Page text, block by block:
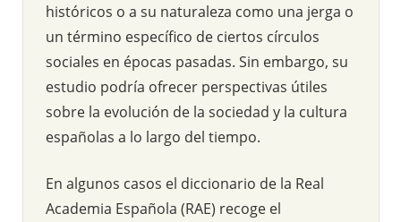
históricos o a su naturaleza como una jerga o
un término específico de ciertos círculos
sociales en épocas pasadas. Sin embargo, su
estudio podría ofrecer perspectivas útiles
sobre la evolución de la sociedad y la cultura
españolas a lo largo del tiempo.
En algunos casos el diccionario de la Real
Academia Española (RAE) recoge el